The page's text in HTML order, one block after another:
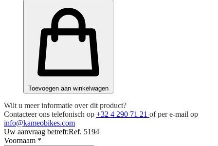
Toevoegen aan winkelwagen
Wilt u meer informatie over dit product?
Contacteer ons telefonisch op +32 4 290 71 21 of per e-mail op
info@kameobikes.com
Uw aanvraag betreft:Ref. 5194
Voornaam *